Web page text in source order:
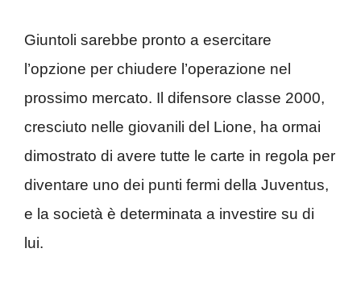
Giuntoli sarebbe pronto a esercitare
l’opzione per chiudere l’operazione nel
prossimo mercato. Il difensore classe 2000,
cresciuto nelle giovanili del Lione, ha ormai
dimostrato di avere tutte le carte in regola per
diventare uno dei punti fermi della Juventus,
e la società è determinata a investire su di
lui.